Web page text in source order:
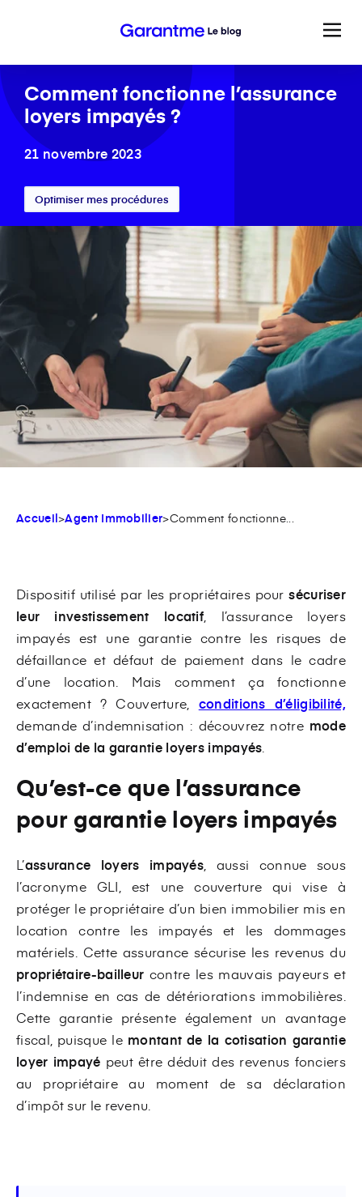
Comment fonctionne l’assurance
loyers impayés ?
21 novembre 2023
Optimiser mes procédures
Accueil>Agent Immobilier>Comment fonctionne...
Dispositif utilisé par les propriétaires pour sécuriser
leur investissement locatif , l’assurance loyers
impayés est une garantie contre les risques de
défaillance et défaut de paiement dans le cadre
d’une location. Mais comment ça fonctionne
exactement ? Couverture, conditions d’éligibilité,
demande d’indemnisation : découvrez notremode
d’emploi de la garantie loyers impayés
Qu’est-ce que l’assurance
pour garantie loyers impayés
L’assurance loyers impayés , aussi connue sous
l’acronyme GLI, est une couverture qui vise à
protéger le propriétaire d’un bien immobilier mis en
location contre les impayés et les dommages
matériels. Cette assurance sécurise les revenus du
propriétaire-bailleur contre les mauvais payeurs et
l’indemnise en cas de détériorations immobilières.
Cette garantie présente également un avantage
fiscal, puisque le montant de la cotisation garantie
loyer impayé peut être déduit des revenus fonciers
au propriétaire au moment de sa déclaration
d’impôt sur le revenu.